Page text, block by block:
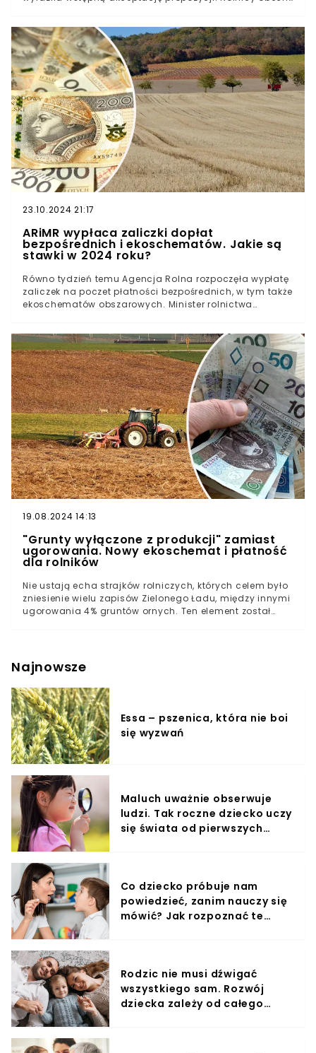
23.10.2024 21:17
ARiMR wypłaca zaliczki dopłat
bezpośrednich i ekoschematów. Jakie są
stawki w 2024 roku?
Równo tydzień temu Agencja Rolna rozpoczęła wypłatę
zaliczek na poczet płatności bezpośrednich, w tym także
ekoschematów obszarowych. Minister rolnictwa
Jakie są stawki dopłat bezpośrednich w 2024 roku?
19.08.2024 14:13
"Grunty wyłączone z produkcji" zamiast
ugorowania. Nowy ekoschemat i płatność
dla rolników
Nie ustają echa strajków rolniczych, których celem było
zniesienie wielu zapisów Zielonego Ładu, między innymi
ugorowania 4% gruntów ornych. Ten element został
płatność. O jakiej kwocie dopłaty mowa? Jakie warunki
trzeba spełnić, aby otrzymać fundusze?
Najnowsze
Essa – pszenica, która nie boi
się wyzwań
Maluch uważnie obserwuje
ludzi. Tak roczne dziecko uczy
się świata od pierwszych
Co dziecko próbuje nam
powiedzieć, zanim nauczy się
mówić? Jak rozpoznać te
Rodzic nie musi dźwigać
wszystkiego sam. Rozwój
dziecka zależy od całego